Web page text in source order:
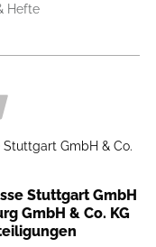
Hefte
Stuttgart GmbH & Co.
Stuttgart GmbH
GmbH & Co. KG